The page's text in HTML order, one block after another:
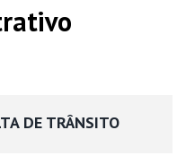
DE TRÂNSITO